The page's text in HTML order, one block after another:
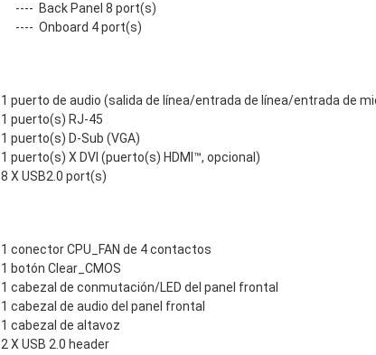
---- Back Panel 8 port(s)
---- Onboard 4 port(s)
1 puerto de audio (salida de línea/entrada de línea/entrada de
1 puerto(s) RJ-45
1 puerto(s) D-Sub (VGA)
1 puerto(s) X DVI (puerto(s) HDMI™, opcional)
8 X USB2.0 port(s)
1 conector CPU_FAN de 4 contactos
1 botón Clear_CMOS
1 cabezal de conmutación/LED del panel frontal
1 cabezal de audio del panel frontal
1 cabezal de altavoz
2 X USB 2.0 header